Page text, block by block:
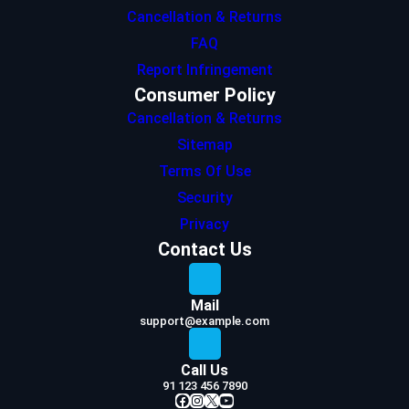
Cancellation & Returns
FAQ
Report Infringement
Consumer Policy
Cancellation & Returns
Sitemap
Terms Of Use
Security
Privacy
Contact Us
Mail
support@example.com
Call Us
91 123 456 7890
Facebook InstagramX YouTube